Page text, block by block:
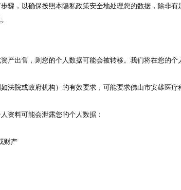
骤，以确保按照本隐私政策安全地处理您的数据，除非
产出售，则您的个人数据可能会被转移。我们将在您的个
法院或政府机构）的有效要求，可能要求佛山市安雄医疗
资料可能会泄露您的个人数据：
财产